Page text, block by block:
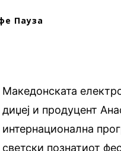
Пауза
Македонската
диџеј и продуцент
интернационална
светски познатиот